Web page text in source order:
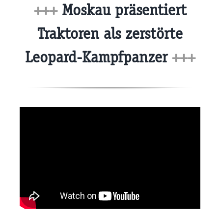
+++Moskau präsentiert
Traktoren als zerstörte
Leopard-Kampfpanzer+++